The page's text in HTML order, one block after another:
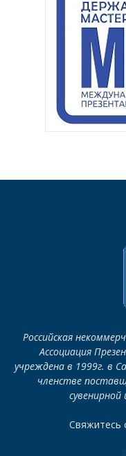
Российская
Ассоциация
учреждена в 1999г. в
членстве
сувенирной
Свяжитесь